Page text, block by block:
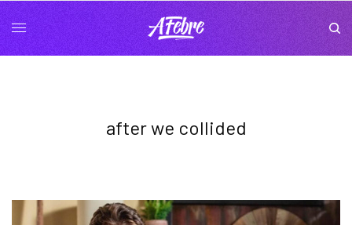
after we collided